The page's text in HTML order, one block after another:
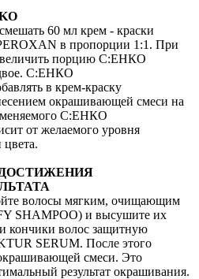
60 мл крем - краски
в пропорции 1:1. При
порцию С:ЕНКО
С:ЕНКО
в крем-краску
окрашивающей смеси на
С:ЕНКО
от желаемого уровня
цвета.
волосы мягким, очищающим
SHAMPOO) и высушите их
кончики волос защитную
SERUM. После этого
смеси. Это
результат окрашивания.